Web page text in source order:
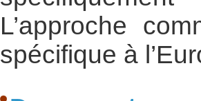
L’approche
spécifique à